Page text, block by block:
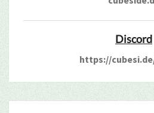
Discord
https://